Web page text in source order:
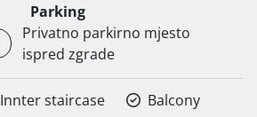
Parking
Privatno parkirno mjesto
ispred zgrade
Innter staircase Balcony